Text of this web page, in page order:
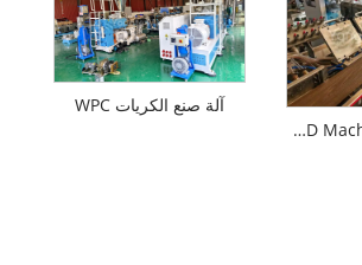
آلة صنع الكريات WPC
WPC Decking Online 3D Machising Machine